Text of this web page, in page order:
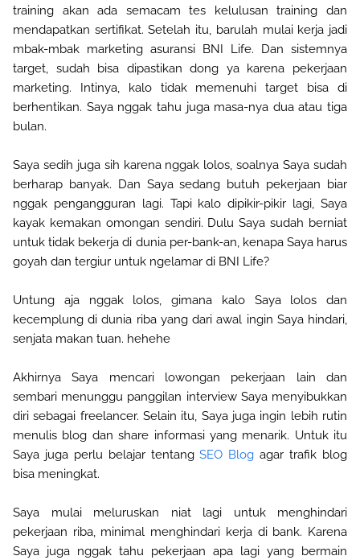
training akan ada semacam tes kelulusan training dan
mendapatkan sertifikat. Setelah itu, barulah mulai kerja jadi
mbak-mbak marketing asuransi BNI Life. Dan sistemnya
target, sudah bisa dipastikan dong ya karena pekerjaan
marketing. Intinya, kalo tidak memenuhi target bisa di
berhentikan. Saya nggak tahu juga masa-nya dua atau tiga
bulan.
Saya sedih juga sih karena nggak lolos, soalnya Saya sudah
berharap banyak. Dan Saya sedang butuh pekerjaan biar
nggak pengangguran lagi. Tapi kalo dipikir-pikir lagi, Saya
kayak kemakan omongan sendiri. Dulu Saya sudah berniat
untuk tidak bekerja di dunia per-bank-an, kenapa Saya harus
goyah dan tergiur untuk ngelamar di BNI Life?
Untung aja nggak lolos, gimana kalo Saya lolos dan
kecemplung di dunia riba yang dari awal ingin Saya hindari,
senjata makan tuan. hehehe
Akhirnya Saya mencari lowongan pekerjaan lain dan
sembari menunggu panggilan interview Saya menyibukkan
diri sebagai freelancer. Selain itu, Saya juga ingin lebih rutin
menulis blog dan share informasi yang menarik. Untuk itu
Saya juga perlu belajar tentangSEO Blog agar trafik blog
bisa meningkat.
Saya mulai meluruskan niat lagi untuk menghindari
pekerjaan riba, minimal menghindari kerja di bank. Karena
Saya juga nggak tahu pekerjaan apa lagi yang bermain